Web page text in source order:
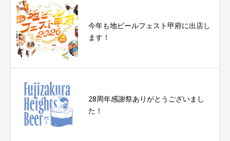
今年も地ビールフェスト甲府に出店し
ます！
28周年感謝祭ありがとうございまし
た！